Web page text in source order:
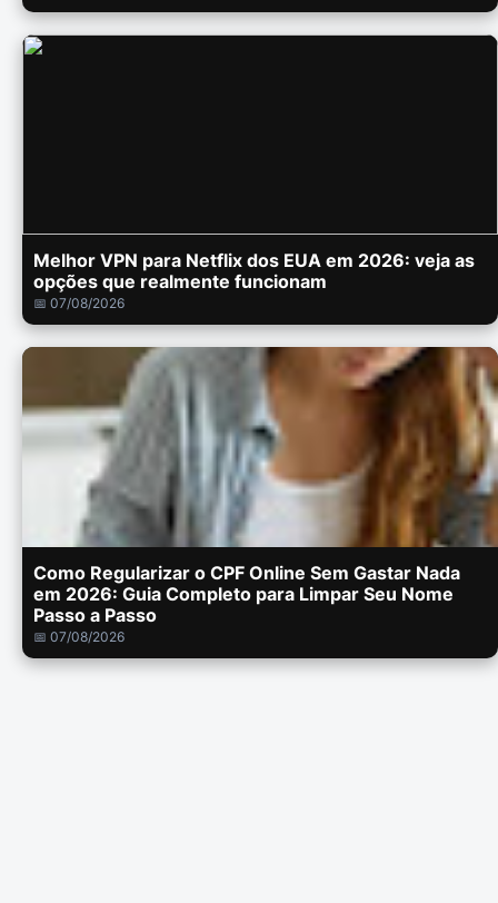
Melhor VPN para Netflix dos EUA em 2026: veja as
opções que realmente funcionam
📅 07/08/2026
Como Regularizar o CPF Online Sem Gastar Nada
em 2026: Guia Completo para Limpar Seu Nome
Passo a Passo
📅 07/08/2026